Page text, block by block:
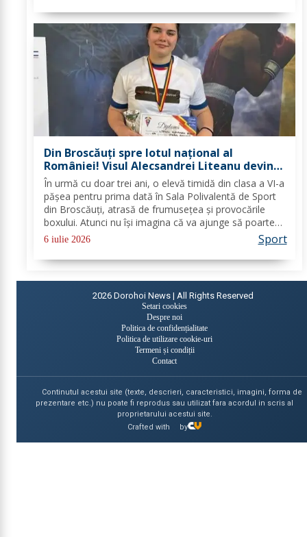
Din Broscăuți spre lotul național al
României! Visul Alecsandrei Liteanu devine
realitate
În urmă cu doar trei ani, o elevă timidă din clasa a VI-a
pășea pentru prima dată în Sala Polivalentă de Sport
din Broscăuți, atrasă de frumusețea și provocările
boxului. Atunci nu își imagina că va ajunge să poarte
tricoul României și să se pregătească alături de cei
6 iulie 2026 Sport
2026 Dorohoi News | All Rights Reserved
Setari cookies
Despre noi
Politica de confidențialitate
Politica de utilizare cookie-uri
Termeni și condiții
Contact
Continutul acestui site (texte, descrieri, caracteristici, imagini, forma de
prezentare etc.) nu poate fi reprodus sau utilizat fara acordul in scris al
proprietarului acestui site.
Crafted with
by